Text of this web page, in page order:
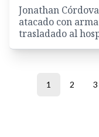
Jonathan
atacado con
trasladado al
1 2 3